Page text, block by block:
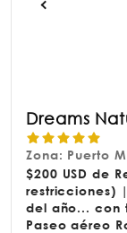
Dreams
Zona: Puerto
$200 USD de
restricciones) |
del año... con
Paseo aéreo